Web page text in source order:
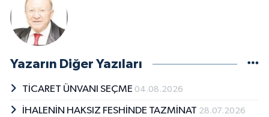
Yazarın Diğer Yazıları
TİCARET ÜNVANI SEÇME 04.08.2026
İHALENİN HAKSIZ FESHİNDE TAZMİNAT 28.07.2026